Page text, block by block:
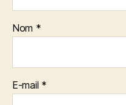
Nom *
E-mail *